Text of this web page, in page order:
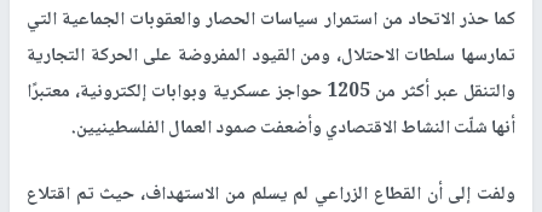
كما حذر الاتحاد من استمرار سياسات الحصار والعقوبات الجماعية التي
تمارسها سلطات الاحتلال، ومن القيود المفروضة على الحركة التجارية
والتنقل عبر أكثر من 1205 حواجز عسكرية وبوابات إلكترونية، معتبرًا
أنها شلّت النشاط الاقتصادي وأضعفت صمود العمال الفلسطينيين.
ولفت إلى أن القطاع الزراعي لم يسلم من الاستهداف، حيث تم اقتلاع